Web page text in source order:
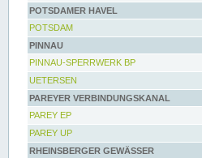
POTSDAMER HAVEL
POTSDAM
PINNAU
PINNAU-SPERRWERK BP
UETERSEN
PAREYER VERBINDUNGSKANAL
PAREY EP
PAREY UP
RHEINSBERGER GEWÄSSER